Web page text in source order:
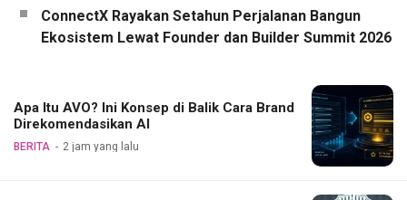
ConnectX Rayakan Setahun Perjalanan Bangun
Ekosistem Lewat Founder dan Builder Summit 2026
Apa Itu AVO? Ini Konsep di Balik Cara Brand
Direkomendasikan AI
BERITA 2 jam yang lalu